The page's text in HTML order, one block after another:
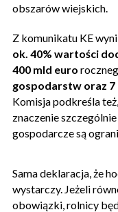
obszarów wiejskich.
Z komunikatu KE
ok. 40% wartości
400 mld euro
gospodarstw oraz 7
Komisja podkreśla
znaczenie
gospodarcze są
Sama deklaracja, że
wystarczy. Jeżeli
obowiązki, rolnicy